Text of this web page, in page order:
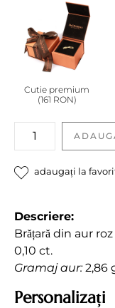
Cutie premium
(161 RON)
Brățară
cu
diamant
negru
adaugați la
Descriere:
Brățară din aur
0,10 ct.
Gramaj aur:2,86
Personalizați